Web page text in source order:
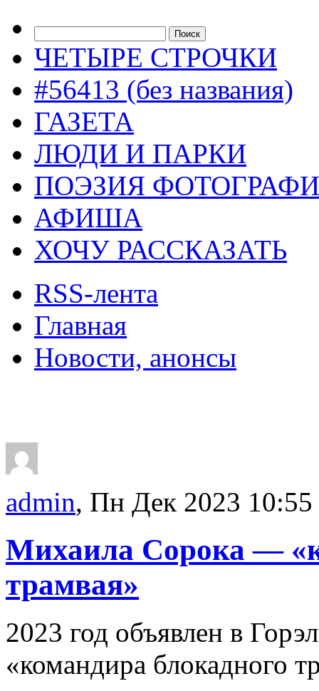
ЧЕТЫРЕ СТРОЧКИ
#56413 (без названия)
ГАЗЕТА
ЛЮДИ И ПАРКИ
ПОЭЗИЯ
АФИША
ХОЧУ РАССКАЗАТЬ
RSS-лента
Главная
Новости, анонсы
admin, Пн Дек 2023 10:55
Михаила Сорока —
трамвая»
2023 год объявлен в
«командира блокадного